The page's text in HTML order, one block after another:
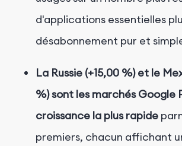
d'applications essentielles
désabonnement pur et
La Russie (+15,00 %) et le
%) sont les marchés Google
croissance la plus rapide
premiers, chacun affichant